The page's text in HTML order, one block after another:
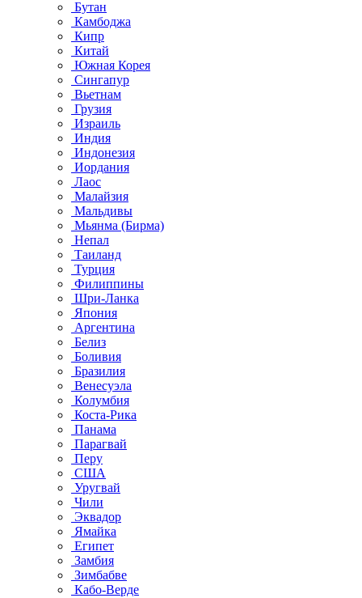
Бутан
Камбоджа
Кипр
Китай
Южная Корея
Сингапур
Вьетнам
Грузия
Израиль
Индия
Индонезия
Иордания
Лаос
Малайзия
Мальдивы
Мьянма (Бирма)
Непал
Таиланд
Турция
Филиппины
Шри-Ланка
Япония
Аргентина
Белиз
Боливия
Бразилия
Венесуэла
Колумбия
Коста-Рика
Панама
Парагвай
Перу
США
Уругвай
Чили
Эквадор
Ямайка
Египет
Замбия
Зимбабве
Кабо-Верде